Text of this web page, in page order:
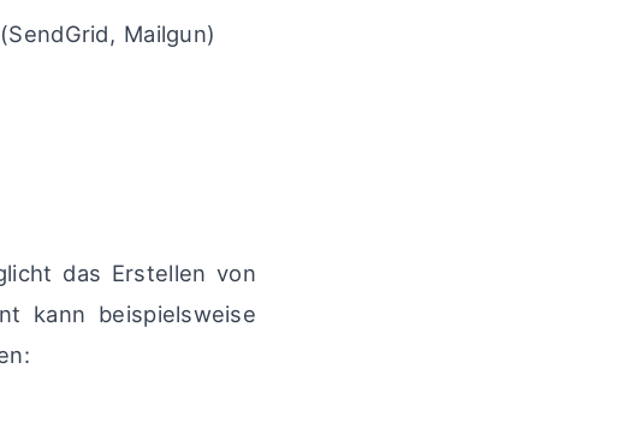
Mailgun)
das Erstellen von
kann beispielsweise